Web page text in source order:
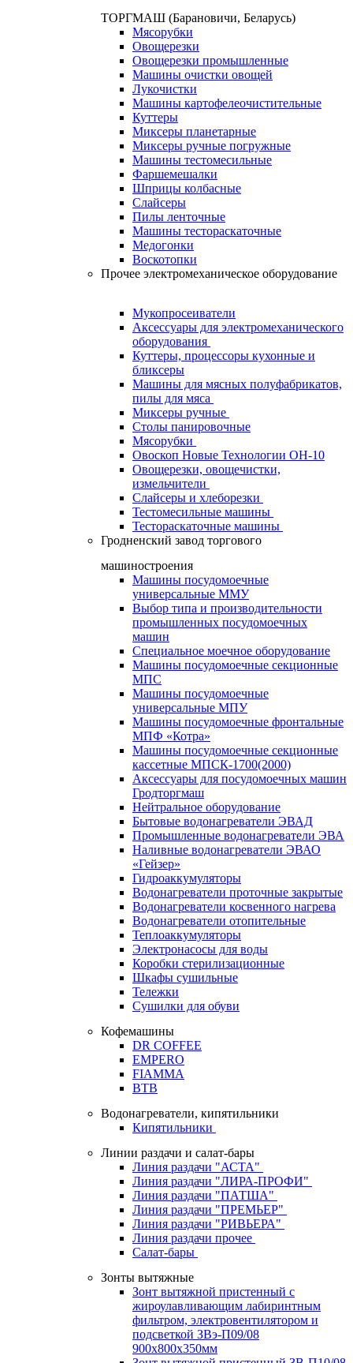
ТОРГМАШ (Барановичи, Беларусь)
Мясорубки
Овощерезки
Овощерезки промышленные
Машины очистки овощей
Лукочистки
Машины картофелеочистительные
Куттеры
Миксеры планетарные
Миксеры ручные погружные
Машины тестомесильные
Фаршемешалки
Шприцы колбасные
Слайсеры
Пилы ленточные
Машины тестораскаточные
Медогонки
Воскотопки
Прочее электромеханическое оборудование
Мукопросеиватели
Аксессуары для электромеханического
оборудования
Куттеры, процессоры кухонные и
бликсеры
Машины для мясных полуфабрикатов,
пилы для мяса
Миксеры ручные
Столы панировочные
Мясорубки
Овоскоп Новые Технологии ОН-10
Овощерезки, овощечистки,
измельчители
Слайсеры и хлеборезки
Тестомесильные машины
Тестораскаточные машины
Гродненский завод торгового
машиностроения
Машины посудомоечные
универсальные ММУ
Выбор типа и производительности
промышленных посудомоечных
машин
Специальное моечное оборудование
Машины посудомоечные секционные
МПС
Машины посудомоечные
универсальные МПУ
Машины посудомоечные фронтальные
МПФ «Котра»
Машины посудомоечные секционные
кассетные МПСК-1700(2000)
Аксессуары для посудомоечных машин
Гродторгмаш
Нейтральное оборудование
Бытовые водонагреватели ЭВАД
Промышленные водонагреватели ЭВА
Наливные водонагреватели ЭВАО
«Гейзер»
Гидроаккумуляторы
Водонагреватели проточные закрытые
Водонагреватели косвенного нагрева
Водонагреватели отопительные
Теплоаккумуляторы
Электронасосы для воды
Коробки стерилизационные
Шкафы сушильные
Тележки
Сушилки для обуви
Кофемашины
DR COFFEE
EMPERO
FIAMMA
BTB
Водонагреватели, кипятильники
Кипятильники
Линии раздачи и салат-бары
Линия раздачи "АСТА"
Линия раздачи "ЛИРА-ПРОФИ"
Линия раздачи "ПАТША"
Линия раздачи "ПРЕМЬЕР"
Линия раздачи "РИВЬЕРА"
Линия раздачи прочее
Салат-бары
Зонты вытяжные
Зонт вытяжной пристенный с
жироулавливающим лабиринтным
фильтром, электровентилятором и
подсветкой ЗВэ-П09/08
900х800х350мм